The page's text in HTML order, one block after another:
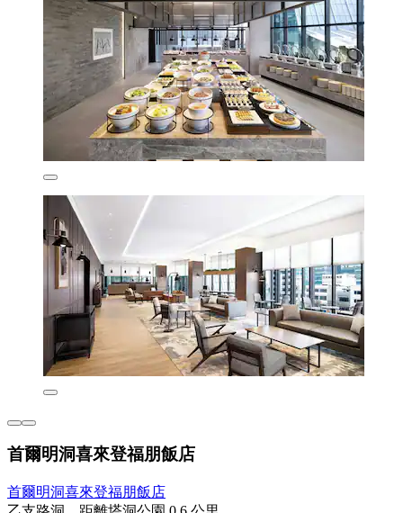
首爾明洞喜來登福朋飯店
首爾明洞喜來登福朋飯店